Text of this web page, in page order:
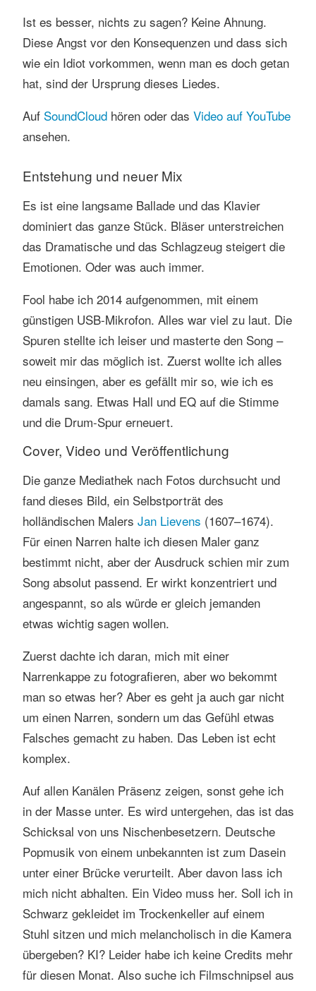
Ist es besser, nichts zu sagen? Keine Ahnung.
Diese Angst vor den Konsequenzen und dass sich
wie ein Idiot vorkommen, wenn man es doch getan
hat, sind der Ursprung dieses Liedes.
Auf SoundCloudhören oder das Video auf YouTube
ansehen.
Entstehung und neuer Mix
Es ist eine langsame Ballade und das Klavier
dominiert das ganze Stück. Bläser unterstreichen
das Dramatische und das Schlagzeug steigert die
Emotionen. Oder was auch immer.
Fool habe ich 2014 aufgenommen, mit einem
günstigen USB-Mikrofon. Alles war viel zu laut. Die
Spuren stellte ich leiser und masterte den Song –
soweit mir das möglich ist. Zuerst wollte ich alles
neu einsingen, aber es gefällt mir so, wie ich es
damals sang. Etwas Hall und EQ auf die Stimme
und die Drum-Spur erneuert.
Cover, Video und Veröffentlichung
Die ganze Mediathek nach Fotos durchsucht und
fand dieses Bild, ein Selbstporträt des
holländischen Malers Jan Lievens (1607–1674).
Für einen Narren halte ich diesen Maler ganz
bestimmt nicht, aber der Ausdruck schien mir zum
Song absolut passend. Er wirkt konzentriert und
angespannt, so als würde er gleich jemanden
etwas wichtig sagen wollen.
Zuerst dachte ich daran, mich mit einer
Narrenkappe zu fotografieren, aber wo bekommt
man so etwas her? Aber es geht ja auch gar nicht
um einen Narren, sondern um das Gefühl etwas
Falsches gemacht zu haben. Das Leben ist echt
komplex.
Auf allen Kanälen Präsenz zeigen, sonst gehe ich
in der Masse unter. Es wird untergehen, das ist das
Schicksal von uns Nischenbesetzern. Deutsche
Popmusik von einem unbekannten ist zum Dasein
unter einer Brücke verurteilt. Aber davon lass ich
mich nicht abhalten. Ein Video muss her. Soll ich in
Schwarz gekleidet im Trockenkeller auf einem
Stuhl sitzen und mich melancholisch in die Kamera
übergeben? KI? Leider habe ich keine Credits mehr
für diesen Monat. Also suche ich Filmschnipsel aus